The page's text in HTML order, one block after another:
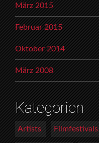
März 2015
Februar 2015
Oktober 2014
März 2008
Kategorien
Artists Filmfestivals